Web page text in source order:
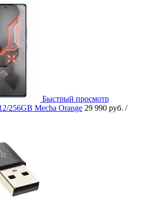
Быстрый просмотр
256GB Mecha Orange 29 990 руб. /